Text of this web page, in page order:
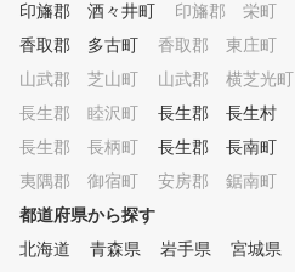
印旛郡 酒々井町
印旛郡 栄町
香取郡 多古町
香取郡 東庄町
山武郡 芝山町
山武郡 横芝光町
長生郡 睦沢町
長生郡 長生村
長生郡 長柄町
長生郡 長南町
夷隅郡 御宿町
安房郡 鋸南町
都道府県から探す
北海道
青森県 岩手県 宮城県